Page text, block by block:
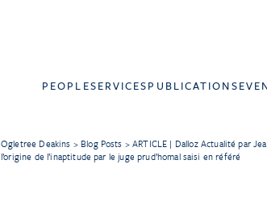
PEOPLESERVICESPUBLICATIONS
Ogletree Deakins > Blog Posts >ARTICLE | Dalloz Actualité par
l’origine de l’inaptitude par le juge prud’homal saisi en référé